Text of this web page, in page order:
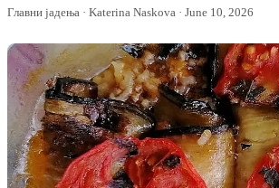
Главни јадења · Katerina Naskova · June 10, 2026